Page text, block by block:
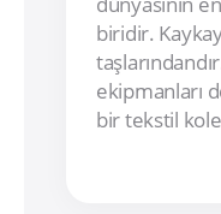
biridir.
ekipmanları
bir tekstil